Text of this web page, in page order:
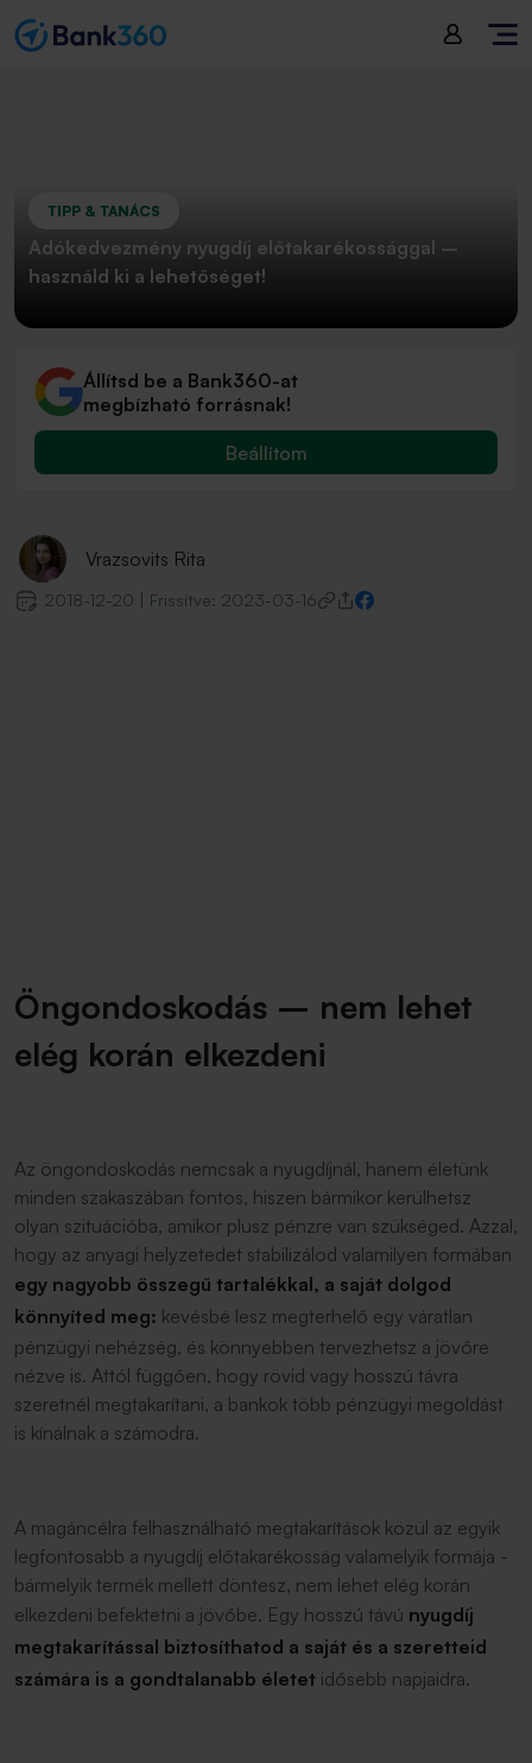
TIPP & TANÁCS
Adókedvezmény nyugdíj előtakarékossággal –
használd ki a lehetőséget!
Állítsd be a Bank360-at
megbízható forrásnak!
Beállítom
Vrazsovits Rita
2018-12-20 Frissítve: 2023-03-16
Öngondoskodás – nem lehet
elég korán elkezdeni
Az öngondoskodás nemcsak a nyugdíjnál, hanem életünk
minden szakaszában fontos, hiszen bármikor kerülhetsz
olyan szituációba, amikor plusz pénzre van szükséged. Azzal,
hogy az anyagi helyzetedet stabilizálod valamilyen formában
egy nagyobb összegű tartalékkal, a saját dolgod
könnyíted meg: kevésbé lesz megterhelő egy váratlan
pénzügyi nehézség, és könnyebben tervezhetsz a jövőre
nézve is. Attól függően, hogy rövid vagy hosszú távra
szeretnél megtakarítani, a bankok több pénzügyi megoldást
is kínálnak a számodra.
A magáncélra felhasználható megtakarítások közül az egyik
legfontosabb a nyugdíj előtakarékosság valamelyik formája -
bármelyik termék mellett döntesz, nem lehet elég korán
elkezdeni befektetni a jövőbe. Egy hosszú távú nyugdíj
megtakarítással biztosíthatod a saját és a szeretteid
számára is a gondtalanabb életet idősebb napjaidra.